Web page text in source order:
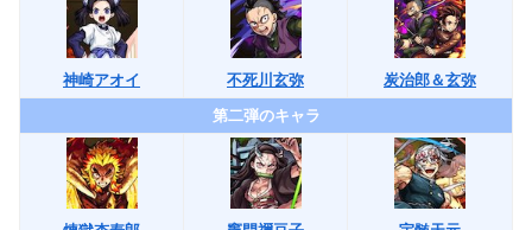
神崎アオイ 不死川玄弥
炭治郎＆玄弥
第二弾のキャラ